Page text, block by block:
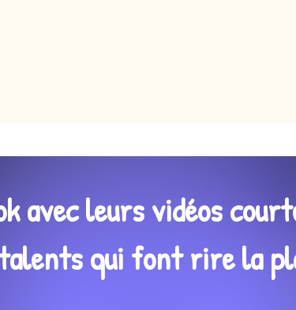
avec leurs vidéos
talents qui font rire la